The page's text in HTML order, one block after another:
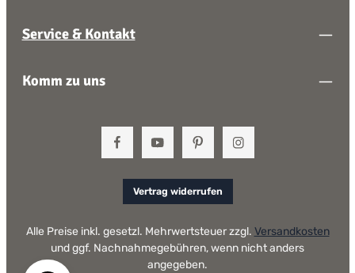
Service & Kontakt
Komm zu uns
Vertrag widerrufen
Alle Preise inkl. gesetzl. Mehrwertsteuer zzgl. Versandkosten
und ggf. Nachnahmegebühren, wenn nicht anders
angegeben.